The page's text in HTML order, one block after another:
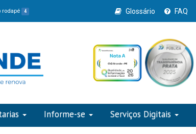
rodapé 4 Glossário FAQ
Informe-se Serviços Digitais